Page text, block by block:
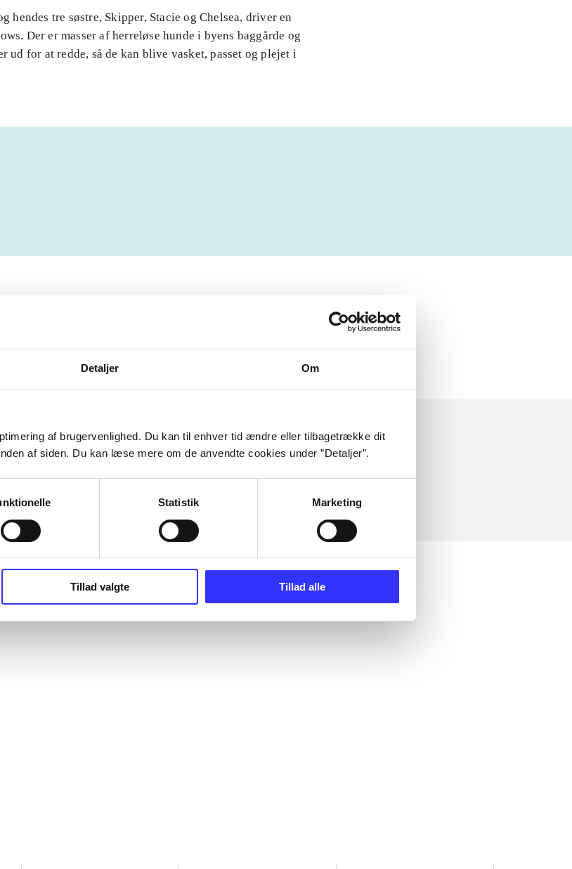
Detaljer Om
af brugervenlighed. Du kan til enhver tid ændre eller tilbagetrække dit
af siden. Du kan læse mere om de anvendte cookies under ”Detaljer”.
Statistik Marketing
Tillad valgte Tillad alle
hendes tre søstre, Skipper, Stacie og Chelsea, driver en
Der er masser af herreløse hunde i byens baggårde og
ud for at redde, så de kan blive vasket, passet og plejet i